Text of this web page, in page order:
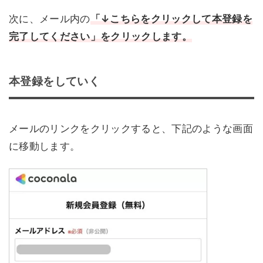
次に、メール内の 「↓こちらをクリックして本登録を
完了してください」をクリックします。
本登録をしていく
メールのリンクをクリックすると、下記のような画面
に移動します。